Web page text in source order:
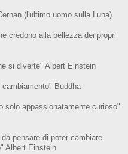
(l'ultimo uomo sulla Luna)
credono alla bellezza dei propri
si diverte" Albert Einstein
Buddha
solo appassionatamente curioso"
pensare di poter cambiare
Albert Einstein